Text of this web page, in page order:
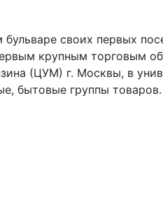
своих первых
крупным торговым
(ЦУМ) г. Москвы, в
бытовые группы товаров.